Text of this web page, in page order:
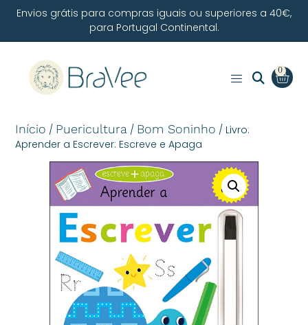
Envios grátis para compras iguais ou superiores a 40€,
para Portugal Continental.
0
Início / Puericultura / Bom Soninho / Livro:
Aprender a Escrever: Escreve e Apaga